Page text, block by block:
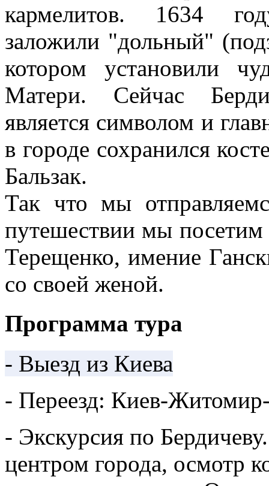
кармелитов.
1634
заложили "дольный"
котором установили
Матери.
Сейчас
является символом и
в городе сохранился
Бальзак.
Так что мы
путешествии мы
Терещенко, имение
со своей женой.
Программа тура
- Выезд из Киева
- Переезд: Киев-
- Экскурсия по Бердичеву.
центром города, осмотр